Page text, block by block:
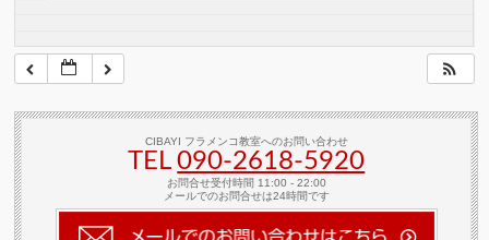
CIBAYI フラメンコ教室へのお問い合わせ
TEL090-2618‐5920
お問合せ受付時間 11:00 - 22:00
メールでのお問合せは24時間です